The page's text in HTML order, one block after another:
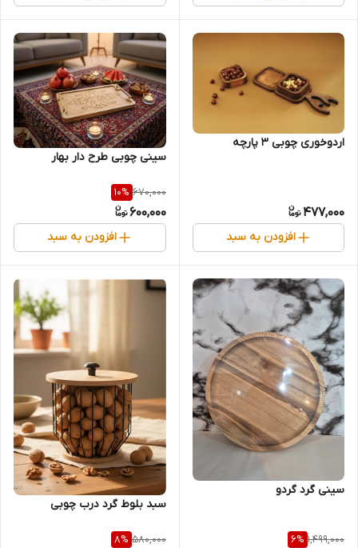
اردوخوری چوبی 3 پارچه
477,000
افزودن به سبد
سینی چوبی طرح دار بهار
670,000
10%
600,000
افزودن به سبد
سینی گرد گردو
1,499,000
6%
سبد بلوط گرد درب چوبی
580,000
8%